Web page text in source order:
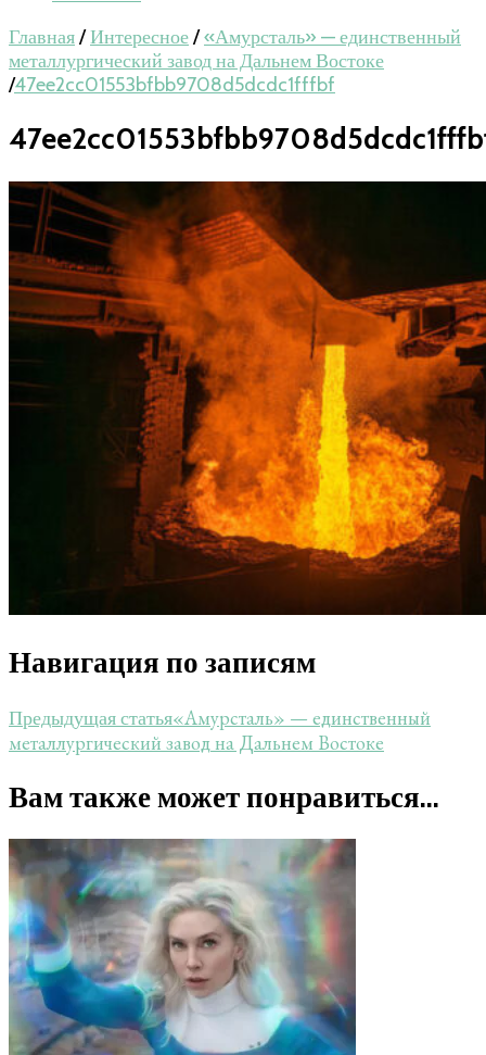
Главная/Интересное/«Амурсталь» — единственный
металлургический завод на Дальнем Востоке
/47ee2cc01553bfbb9708d5dcdc1fffbf
Навигация по записям
Предыдущая статья«Амурсталь» — единственный
металлургический завод на Дальнем Востоке
Вам также может понравиться...